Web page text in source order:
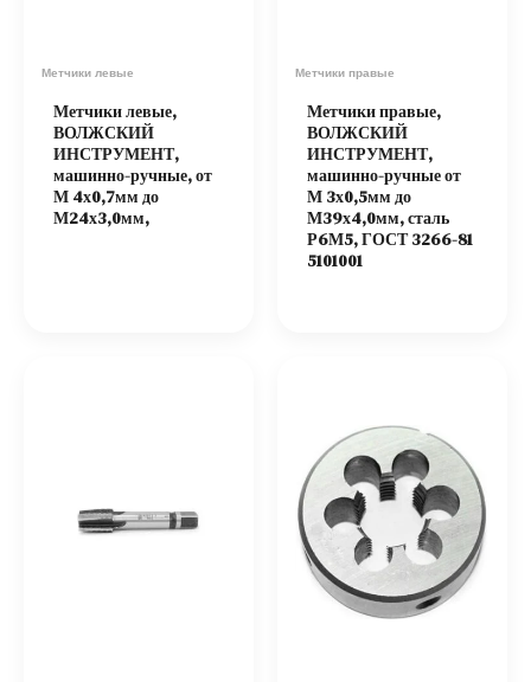
Метчики левые
Метчики левые,
ВОЛЖСКИЙ
ИНСТРУМЕНТ,
машинно-ручные, от
М 4х0,7мм до
М24х3,0мм,
Метчики правые
Метчики правые,
ВОЛЖСКИЙ
ИНСТРУМЕНТ,
машинно-ручные от
М 3х0,5мм до
М39х4,0мм, сталь
Р6М5, ГОСТ 3266-81
5101001